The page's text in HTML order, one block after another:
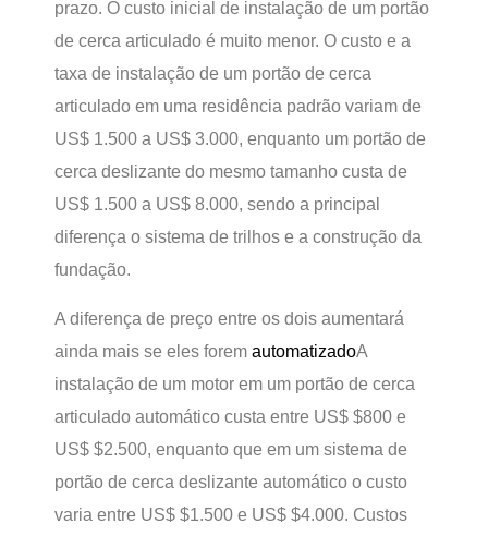
prazo. O custo inicial de instalação de um portão
de cerca articulado é muito menor. O custo e a
taxa de instalação de um portão de cerca
articulado em uma residência padrão variam de
US$ 1.500 a US$ 3.000, enquanto um portão de
cerca deslizante do mesmo tamanho custa de
US$ 1.500 a US$ 8.000, sendo a principal
diferença o sistema de trilhos e a construção da
fundação.
A diferença de preço entre os dois aumentará
ainda mais se eles forem automatizadoA
instalação de um motor em um portão de cerca
articulado automático custa entre US$ $800 e
US$ $2.500, enquanto que em um sistema de
portão de cerca deslizante automático o custo
varia entre US$ $1.500 e US$ $4.000. Custos